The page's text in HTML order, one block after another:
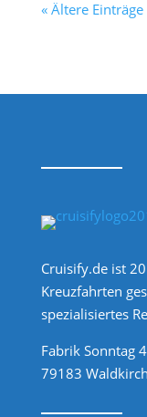
« Ältere Einträge
Cruisify.de ist
Kreuzfahrten
spezialisiertes
Fabrik Sonntag
79183 Waldkirch